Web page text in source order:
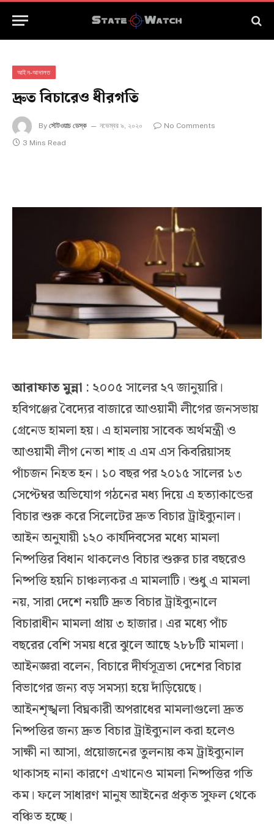
আইন-আদালত
দ্রুত বিচারেও ধীরগতি
By স্টেটওয়াচ ডেস্ক নভেম্বর ৯, ২০২০
No Comments
3 Mins Read
আরাফাত মুন্না : ২০০৫ সালের ২৭ জানুয়ারি।
হবিগঞ্জের বৈদ্যের বাজারে আওয়ামী লীগের জনসভায়
গ্রেনেড হামলা হয়। এ হামলায় সাবেক অর্থমন্ত্রী ও
আওয়ামী লীগ নেতা শাহ এ এম এস কিবরিয়াসহ
পাঁচজন নিহত হন। ১০ বছর পর ২০১৫ সালের ১৩
সেপ্টেম্বর অভিযোগ গঠনের মধ্য দিয়ে এ হত্যাকান্ডের
বিচার শুরু করে সিলেটের দ্রুত বিচার ট্রাইব্যুনাল।
আইন অনুযায়ী ১২০ কার্যদিবসের মধ্যে মামলা
নিষ্পত্তির বিধান থাকলেও বিচার শুরুর চার বছরেও
নিষ্পত্তি হয়নি চাঞ্চল্যকর এ মামলাটি। শুধু এ মামলা
নয়, সারা দেশে নয়টি দ্রুত বিচার ট্রাইব্যুনালে
বিচারাধীন মামলা প্রায় ৩ হাজার। এর মধ্যে পাঁচ
বছরের বেশি সময় ধরে ঝুলে আছে ২৮৮টি মামলা।
আইনজ্ঞরা বলেন, বিচারে দীর্ঘসূত্রতা দেশের বিচার
বিভাগের জন্য বড় সমস্যা হয়ে দাঁড়িয়েছে।
আইনশৃঙ্খলা বিঘ্নকারী অপরাধের মামলাগুলো দ্রুত
নিষ্পত্তির জন্য দ্রুত বিচার ট্রাইব্যুনাল করা হলেও
সাক্ষী না আসা, প্রয়োজনের তুলনায় কম ট্রাইব্যুনাল
থাকাসহ নানা কারণে এখানেও মামলা নিষ্পত্তির গতি
কম। ফলে সাধারণ মানুষ আইনের প্রকৃত সুফল থেকে
বঞ্চিত হচ্ছে।